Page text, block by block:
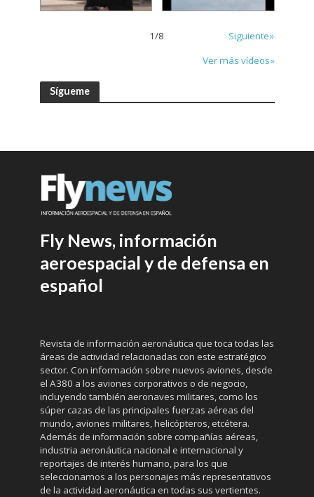
1/8
Siguiente»
Ver más vídeos»
Sígueme
Fly News, información
aeroespacial y de defensa en
español
Revista de información aeronáutica que toca todas las
áreas de actividad relacionadas con este estratégico
sector. Con información sobre nuevos aviones, desde
el A380 a los aviones corporativos o de negocio,
incluyendo también aeronaves militares, como los
súper cazas de las principales fuerzas aéreas del
mundo, aviones militares, helicópteros, etcétera.
Además de información sobre compañías aéreas,
industria aeronáutica nacional e internacional y
reportajes de interés humano, para los que
seleccionamos a los personajes más representativos
de la actividad aeronáutica en todas sus vertientes.